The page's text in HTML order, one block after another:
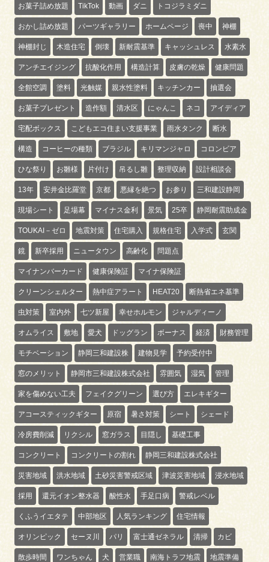
お菓子詰め放題 TikTok 動画 ダニ トコジラミダニ
おかし詰め放題 パーツギャラリー ホームページ 喪中 神棚
神棚封じ 木造住宅 倒壊 新耐震基準 キャッシュレス 水素水
アンチエイジング 抗酸化作用 構造計算 皮膚の乾燥 健康問題
全館空調 塗料 光触媒 親水性塗料 キッチンカー 抽選会
お菓子プレゼント 造作額 清水区 にゃんこ ネコ アイディア
宅配ボックス こどもエコ住まい支援事業 雨水タンク 断水
構造 コーヒーの種類 ブラジル キリマンジャロ コロンビア
ひな祭り お雛様 片付け 吊るし雛 整理収納 設計相談会
13年 安井金比羅堂 京都 悪縁を絶つ お参り 三和建設静岡
現場シート 足場幕 マイナス金利 景気 25卒 静岡耐震助成金
TOUKAI－ゼロ 地震対策 住宅購入 規格住宅 入学式 玄関
鏡 新卒採用 ニュータウン 高齢化 問題点
マイナンバーカード 健康保険証 マイナ保険証
クリーンシェルター 熱中症アラート HEAT20 断熱省エネ基準
虫対策 室内外 七ツ新屋 幸せホルモン ジャルディーノ
オムライス 敷地 愛犬 ドッグラン ボーナス 経済 財務管理
モチベーション 静岡三和建設株 建物見学 予約受付中
窓のメリット 静岡市三和建設株式会社 雰囲気 湿気 管理
家を傷めない工夫 フェイクグリーン 選び方 エレキギター
アコースティックギター 原宿 暑さ対策 シート シェード
冷房費削減 リクシル 窓ガラス 目隠し 基礎工事
コンクリート コンクリートの割れ 静岡三和建設株式会社
災害地域 洪水地域 土砂災害警戒区域 津波災害地域 浸水地域
採用 還元イオン整水器 酸性水 手足口病 警戒レベル
くふうイエタテ 中部地区 人気ランキング 住宅情報
オリンピック セーヌ川 パリ 富士通ゼネラル 清掃 カビ
散歩時間 ワンちゃん 犬 営業職 南海トラフ地震 地震準備